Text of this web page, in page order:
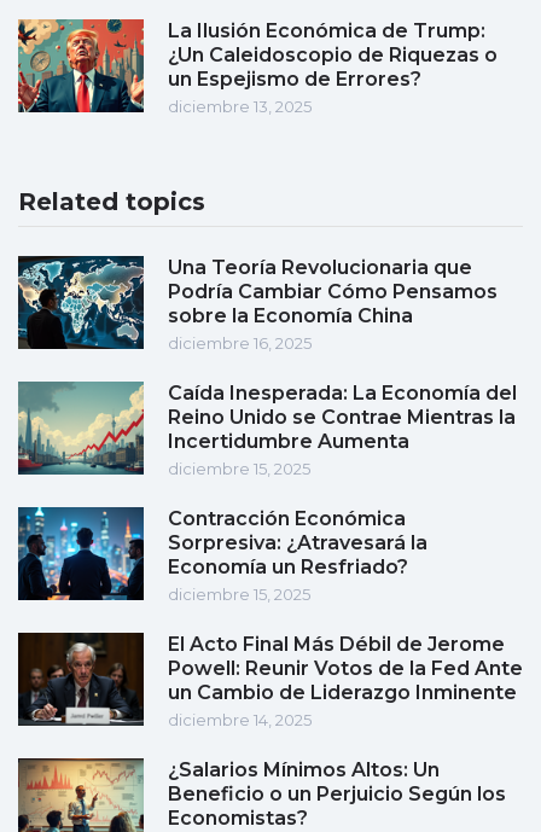
La Ilusión Económica de Trump:
¿Un Caleidoscopio de Riquezas o
un Espejismo de Errores?
diciembre 13, 2025
Related topics
Una Teoría Revolucionaria que
Podría Cambiar Cómo Pensamos
sobre la Economía China
diciembre 16, 2025
Caída Inesperada: La Economía del
Reino Unido se Contrae Mientras la
Incertidumbre Aumenta
diciembre 15, 2025
Contracción Económica
Sorpresiva: ¿Atravesará la
Economía un Resfriado?
diciembre 15, 2025
El Acto Final Más Débil de Jerome
Powell: Reunir Votos de la Fed Ante
un Cambio de Liderazgo Inminente
diciembre 14, 2025
¿Salarios Mínimos Altos: Un
Beneficio o un Perjuicio Según los
Economistas?